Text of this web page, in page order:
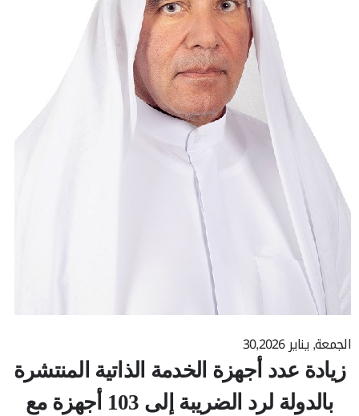
الجمعة, يناير 30,2026
زيادة عدد أجهزة الخدمة الذاتية المنتشرة
بالدولة لرد الضريبة إلى 103 أجهزة مع